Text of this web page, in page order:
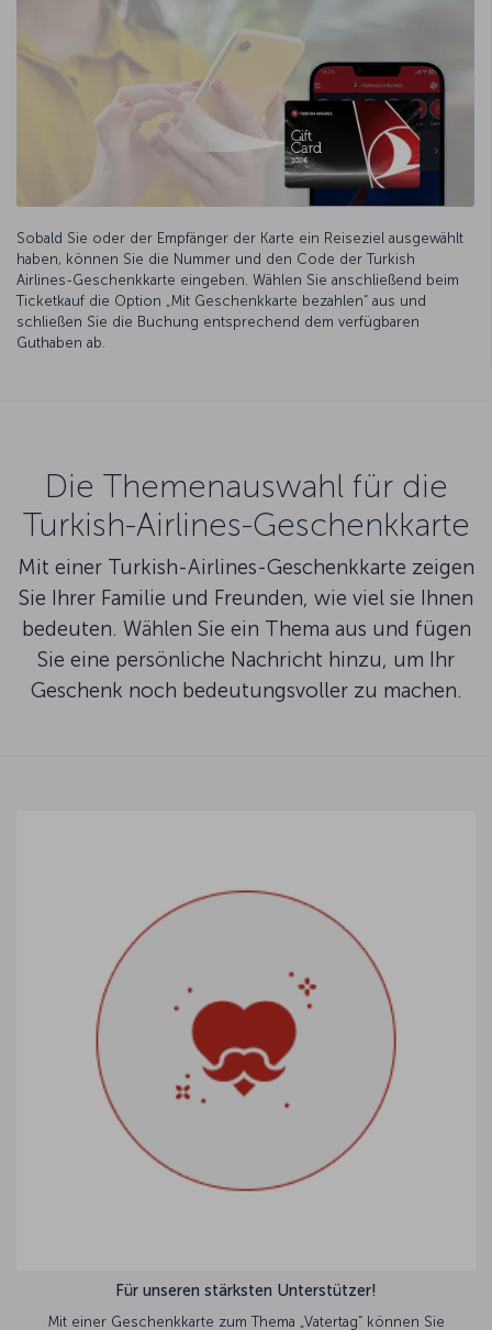
Sobald Sie oder der Empfänger der Karte ein Reiseziel ausgewählt
haben, können Sie die Nummer und den Code der Turkish
Airlines-Geschenkkarte eingeben. Wählen Sie anschließend beim
Ticketkauf die Option „Mit Geschenkkarte bezahlen“ aus und
schließen Sie die Buchung entsprechend dem verfügbaren
Guthaben ab.
Die Themenauswahl für die
Turkish-Airlines-Geschenkkarte
Mit einer Turkish-Airlines-Geschenkkarte zeigen
Sie Ihrer Familie und Freunden, wie viel sie Ihnen
bedeuten. Wählen Sie ein Thema aus und fügen
Sie eine persönliche Nachricht hinzu, um Ihr
Geschenk noch bedeutungsvoller zu machen.
Für unseren stärksten Unterstützer!
Mit einer Geschenkkarte zum Thema „Vatertag” können Sie